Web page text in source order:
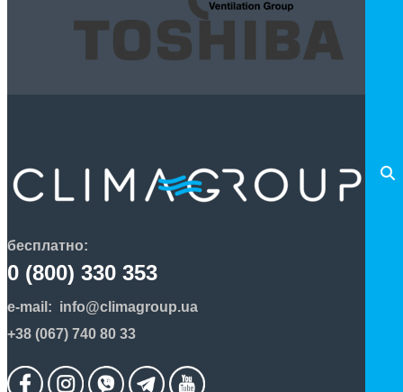
бесплатно:
0 (800) 330 353
e-mail: info@climagroup.ua
+38 (067) 740 80 33